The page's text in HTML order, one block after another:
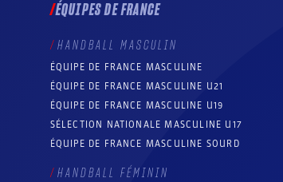
ÉQUIPES DE FRANCE
HANDBALL MASCULIN
ÉQUIPE DE FRANCE MASCULINE
ÉQUIPE DE FRANCE MASCULINE U21
ÉQUIPE DE FRANCE MASCULINE U19
SÉLECTION NATIONALE MASCULINE U17
ÉQUIPE DE FRANCE MASCULINE SOURD
HANDBALL FÉMININ